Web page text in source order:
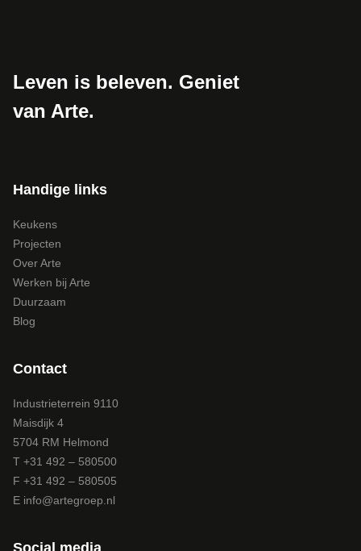
Leven is beleven. Geniet
van Arte.
Handige links
Keukens
Projecten
Over Arte
Werken bij Arte
Duurzaam
Blog
Contact
Industrieterrein 9110
Maisdijk 4
5704 RM Helmond
T +31 492 – 580500
F +31 492 – 580505
E info@artegroep.nl
Social media